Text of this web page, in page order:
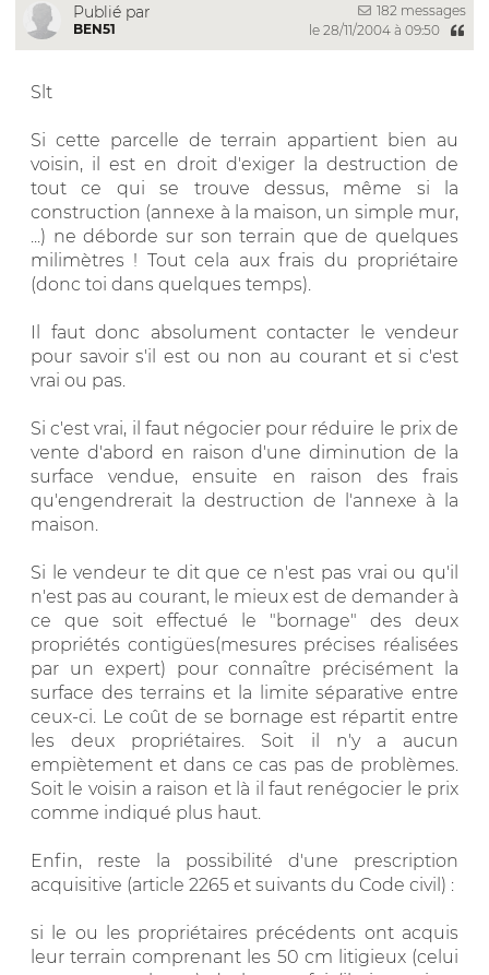
Publié par
BEN51
182 messages
le 28/11/2004 à 09:50
Slt
Si cette parcelle de terrain appartient bien au
voisin, il est en droit d'exiger la destruction de
tout ce qui se trouve dessus, même si la
construction (annexe à la maison, un simple mur,
...) ne déborde sur son terrain que de quelques
milimètres ! Tout cela aux frais du propriétaire
(donc toi dans quelques temps).
Il faut donc absolument contacter le vendeur
pour savoir s'il est ou non au courant et si c'est
vrai ou pas.
Si c'est vrai, il faut négocier pour réduire le prix de
vente d'abord en raison d'une diminution de la
surface vendue, ensuite en raison des frais
qu'engendrerait la destruction de l'annexe à la
maison.
Si le vendeur te dit que ce n'est pas vrai ou qu'il
n'est pas au courant, le mieux est de demander à
ce que soit effectué le "bornage" des deux
propriétés contigües(mesures précises réalisées
par un expert) pour connaître précisément la
surface des terrains et la limite séparative entre
ceux-ci. Le coût de se bornage est répartit entre
les deux propriétaires. Soit il n'y a aucun
empiètement et dans ce cas pas de problèmes.
Soit le voisin a raison et là il faut renégocier le prix
comme indiqué plus haut.
Enfin, reste la possibilité d'une prescription
acquisitive (article 2265 et suivants du Code civil) :
si le ou les propriétaires précédents ont acquis
leur terrain comprenant les 50 cm litigieux (celui